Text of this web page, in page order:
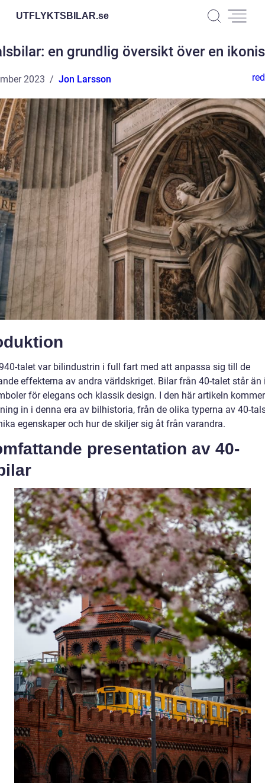
UTFLYKTSBILAR.se
en grundlig översikt över en
2023 Jon Larsson
talet var bilindustrin i full fart med att anpassa sig till de
effekterna av andra världskriget. Bilar från 40-talet står än
för elegans och klassik design. I den här artikeln
in i denna era av bilhistoria, från de olika typerna av 40-
egenskaper och hur de skiljer sig åt från varandra.
presentation av 40-